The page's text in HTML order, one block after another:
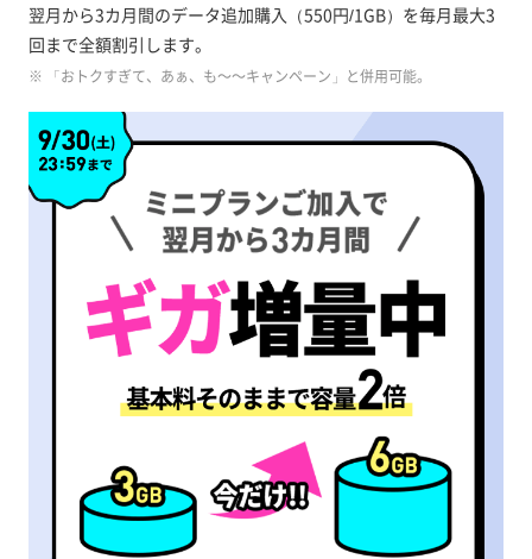
翌月から3カ月間のデータ追加購入（550円/1GB）を毎月最大3
回まで全額割引します。
※ 「おトクすぎて、あぁ、も～～キャンペーン」と併用可能。